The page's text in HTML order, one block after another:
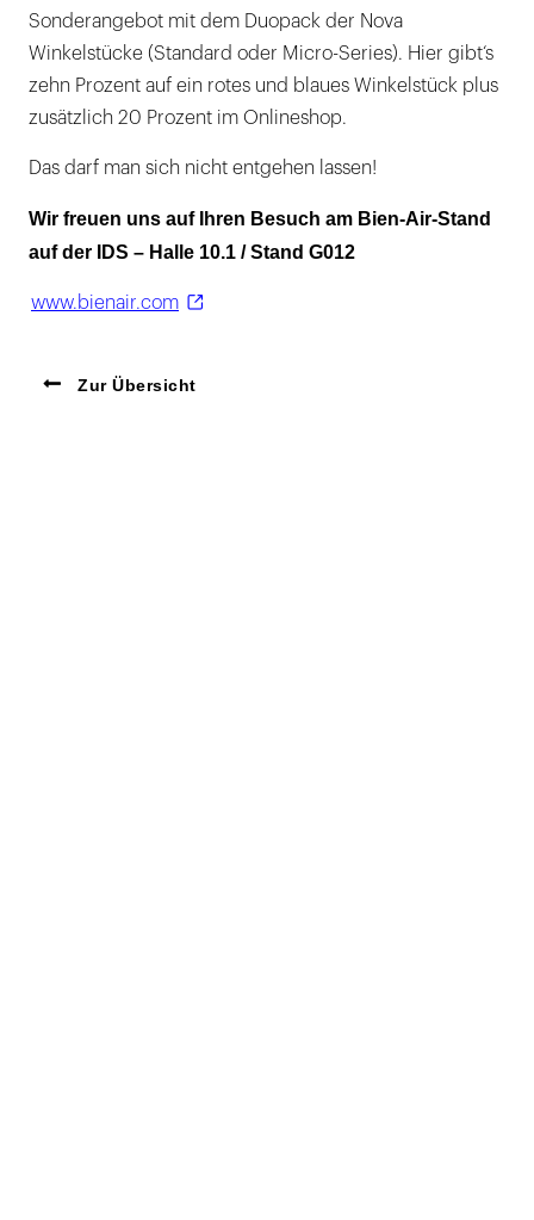
Sonderangebot mit dem Duopack der Nova
Winkelstücke (Standard oder Micro-Series). Hier gibt‘s
zehn Prozent auf ein rotes und blaues Winkelstück plus
zusätzlich 20 Prozent im Onlineshop.
Das darf man sich nicht entgehen lassen!
Wir freuen uns auf Ihren Besuch am Bien-Air-Stand
auf der IDS – Halle 10.1 / Stand G012
www.bienair.com
Zur Übersicht